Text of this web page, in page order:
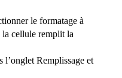
le formatage à
cellule remplit la
l’onglet Remplissage et